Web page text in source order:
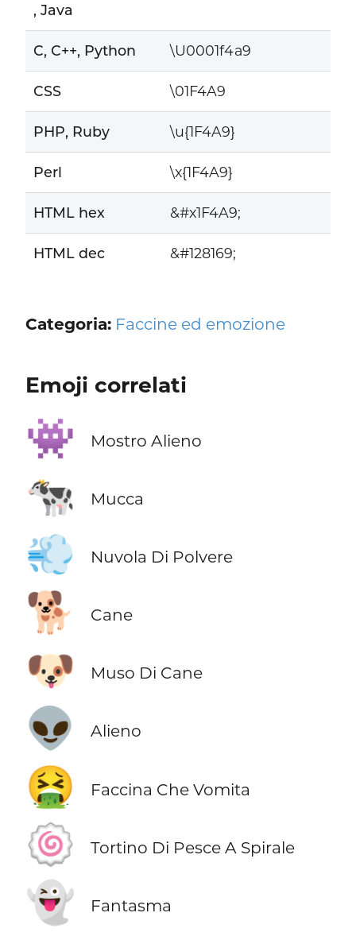
, Java
C, C++, Python \U0001f4a9
CSS \01F4A9
PHP, Ruby \u{1F4A9}
Perl \x{1F4A9}
HTML hex &#x1F4A9;
HTML dec &#128169;
Categoria: Faccine ed emozione
Emoji correlati
👾 Mostro Alieno
🐄 Mucca
💨 Nuvola Di Polvere
🐕 Cane
🐶 Muso Di Cane
👽 Alieno
🤮 Faccina Che Vomita
🍥 Tortino Di Pesce A Spirale
👻 Fantasma